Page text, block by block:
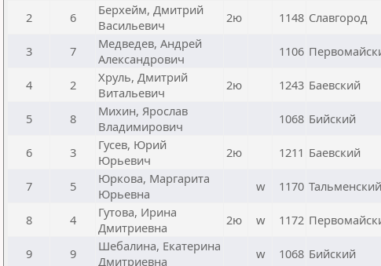
2 6
Берхейм, Дмитрий
Васильевич
2ю 1148 Славгород
3 7
Медведев, Андрей
Александрович
1106
4 2
Хруль, Дмитрий
Витальевич
2ю 1243 Баевский
5 8
Михин, Ярослав
Владимирович
1068 Бийский
6 3
Гусев, Юрий
Юрьевич
2ю 1211 Баевский
7 5
Юркова, Маргарита
Юрьевна
w 1170 Тальменский
8 4
Гутова, Ирина
Дмитриевна
2ю w 1172
9 9
Шебалина, Екатерина
Дмитриевна
w 1068 Бийский